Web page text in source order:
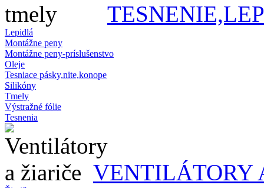
Lepidlá
Montážne peny
Montážne peny-príslušenstvo
Oleje
Tesniace pásky,nite,konope
Silikóny
Tmely
Výstražné fólie
Tesnenia
VENTILÁTORY